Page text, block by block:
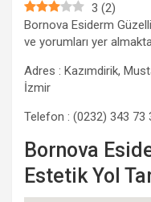
3 (2)
Bornova Esiderm
ve yorumları yer
Adres : Kazımdirik,
İzmir
Telefon : (0232) 343 73
Bornova
Estetik Yol